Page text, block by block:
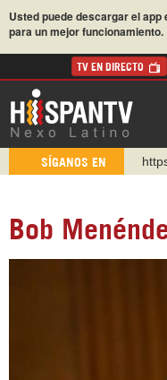
Usted puede descargar el app
para un mejor funcionamiento.
TV EN DIRECTO
SÍGANOS EN
Bob